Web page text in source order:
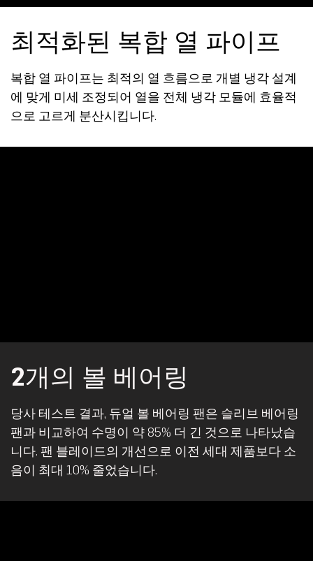
최적화된 복합 열 파이프
복합 열 파이프는 최적의 열 흐름으로 개별 냉각 설계
에 맞게 미세 조정되어 열을 전체 냉각 모듈에 효율적
으로 고르게 분산시킵니다.
2개의 볼 베어링
당사 테스트 결과, 듀얼 볼 베어링 팬은 슬리브 베어링
팬과 비교하여 수명이 약 85% 더 긴 것으로 나타났습
니다. 팬 블레이드의 개선으로 이전 세대 제품보다 소
음이 최대 10% 줄었습니다.